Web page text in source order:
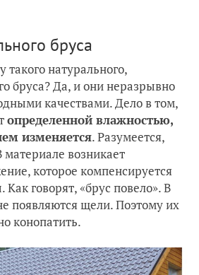
бруса
такого натурального,
бруса? Да, и они неразрывно
качествами. Дело в том,
определенной влажностью,
изменяется. Разумеется,
материале возникает
которое компенсируется
говорят, «брус повело». В
появляются щели. Поэтому их
конопатить.